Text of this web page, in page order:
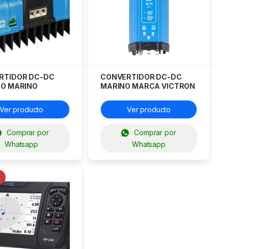
DC-DC
MARINO
Ver producto
Comprar por
Whatsapp
CONVERTIDOR DC-DC
MARINO MARCA VICTRON
Ver producto
Comprar por
Whatsapp